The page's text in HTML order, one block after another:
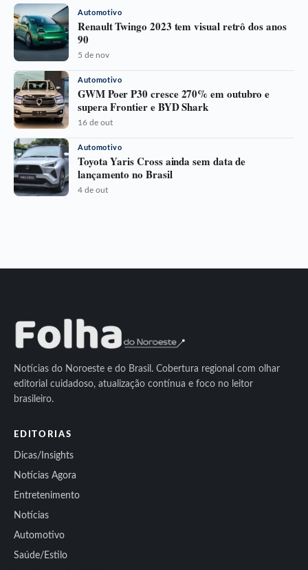
Automotivo
Renault Twingo 2023 tem visual retrô dos anos
90
5 de nov
Automotivo
GWM Poer P30 cresce 270% em outubro e
supera Frontier e BYD Shark
16 de out
Automotivo
Toyota Yaris Cross ainda sem data de
lançamento no Brasil
4 de out
Notícias do Noroeste e do Brasil. Cobertura regional com olhar
editorial cuidadoso, atualização contínua e foco no leitor
brasileiro.
EDITORIAS
Dicas/Insights
Notícias Agora
Entretenimento
Notícias
Automotivo
Saúde/Estilo